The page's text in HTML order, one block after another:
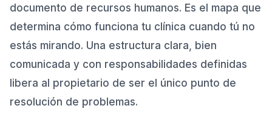
documento de recursos humanos. Es el mapa que
determina cómo funciona tu clínica cuando tú no
estás mirando. Una estructura clara, bien
comunicada y con responsabilidades definidas
libera al propietario de ser el único punto de
resolución de problemas.